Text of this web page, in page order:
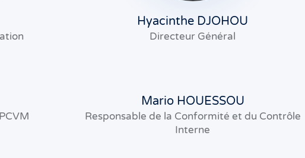
Hyacinthe DJOHOU
Directeur Général
Mario HOUESSOU
Responsable de la Conformité et du Contrôle
Interne